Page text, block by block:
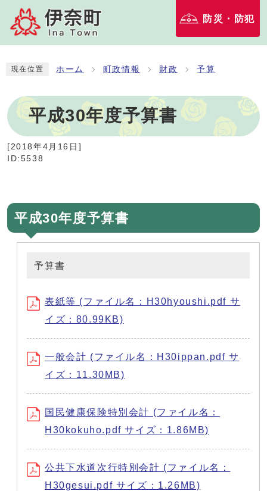
防災・防犯
現在位置 ホーム 町政情報 財政 予算
平成30年度予算書
[2018年4月16日 ]
ID:5538
平成30年度予算書
予算書
表紙等 (ファイル名：H30hyoushi.pdf サ
イズ：80.99KB)
一般会計 (ファイル名：H30ippan.pdf サ
イズ：11.30MB)
国民健康保険特別会計 (ファイル名：
H30kokuho.pdf サイズ：1.86MB)
公共下水道次行特別会計 (ファイル名：
H30gesui.pdf サイズ：1.26MB)